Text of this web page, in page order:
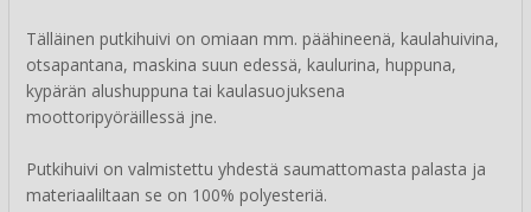
Tälläinen putkihuivi on omiaan mm. päähineenä, kaulahuivina,
otsapantana, maskina suun edessä, kaulurina, huppuna,
kypärän alushuppuna tai kaulasuojuksena
moottoripyöräillessä jne.
Putkihuivi on valmistettu yhdestä saumattomasta palasta ja
materiaaliltaan se on 100% polyesteriä.